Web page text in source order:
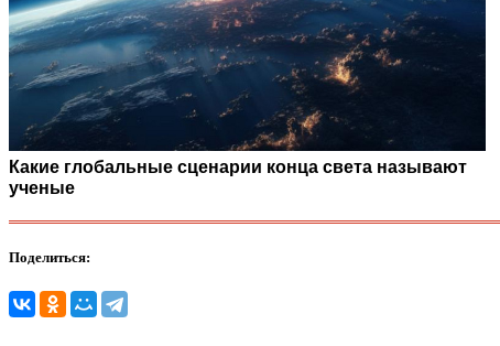
Какие глобальные сценарии конца света называют
ученые
Поделиться: